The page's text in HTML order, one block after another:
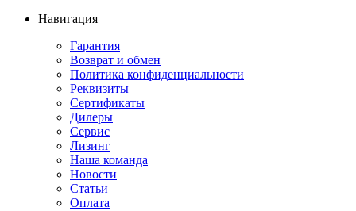
Навигация
Гарантия
Возврат и обмен
Политика конфиденциальности
Реквизиты
Сертификаты
Дилеры
Сервис
Лизинг
Наша команда
Новости
Статьи
Оплата